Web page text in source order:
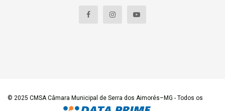
© 2025 CMSA Câmara Municipal de Serra dos Aimorés–MG - Todos os